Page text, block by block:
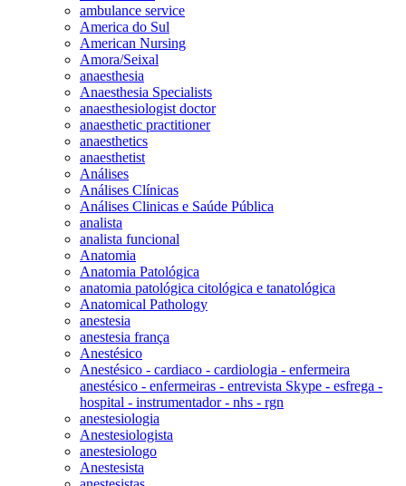
ambulance service
America do Sul
American Nursing
Amora/Seixal
anaesthesia
Anaesthesia Specialists
anaesthesiologist doctor
anaesthetic practitioner
anaesthetics
anaesthetist
Análises
Análises Clínicas
Análises Clinicas e Saúde Pública
analista
analista funcional
Anatomia
Anatomia Patológica
anatomia patológica citológica e tanatológica
Anatomical Pathology
anestesia
anestesia frança
Anestésico
Anestésico - cardiaco - cardiologia - enfermeira
anestésico - enfermeiras - entrevista Skype - esfrega -
hospital - instrumentador - nhs - rgn
anestesiologia
Anestesiologista
anestesiologo
Anestesista